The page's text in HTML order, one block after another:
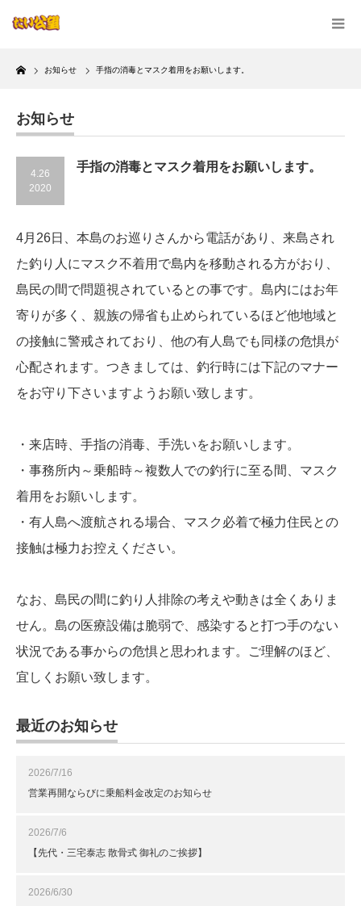
Home
お知らせ 手指の消毒とマスク着用をお願いします。
お知らせ
4.26
2020
手指の消毒とマスク着用をお願いします。
4月26日、本島のお巡りさんから電話があり、来島され
た釣り人にマスク不着用で島内を移動される方がおり、
島民の間で問題視されているとの事です。島内にはお年
寄りが多く、親族の帰省も止められているほど他地域と
の接触に警戒されており、他の有人島でも同様の危惧が
心配されます。つきましては、釣行時には下記のマナー
をお守り下さいますようお願い致します。
・来店時、手指の消毒、手洗いをお願いします。
・事務所内～乗船時～複数人での釣行に至る間、マスク
着用をお願いします。
・有人島へ渡航される場合、マスク必着で極力住民との
接触は極力お控えください。
なお、島民の間に釣り人排除の考えや動きは全くありま
せん。島の医療設備は脆弱で、感染すると打つ手のない
状況である事からの危惧と思われます。ご理解のほど、
宜しくお願い致します。
最近のお知らせ
2026/7/16
営業再開ならびに乗船料金改定のお知らせ
2026/7/6
【先代・三宅泰志 散骨式 御礼のご挨拶】
2026/6/30